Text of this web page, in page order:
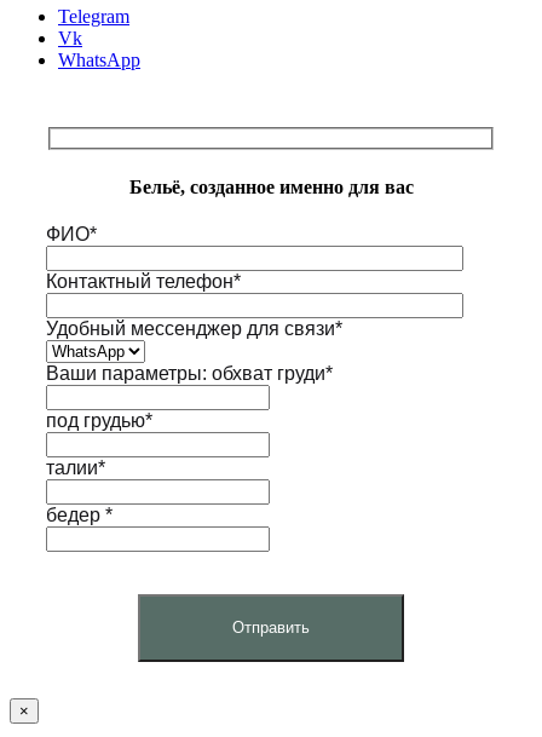
Telegram
Vk
WhatsApp
Бельё, созданное именно для вас
ФИО*
Контактный телефон*
Удобный мессенджер для связи*
Ваши параметры: обхват груди*
под грудью*
талии*
бедер *
×